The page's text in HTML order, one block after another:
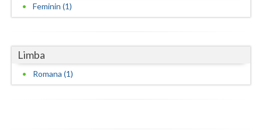
Feminin (1)
Limba
Romana (1)